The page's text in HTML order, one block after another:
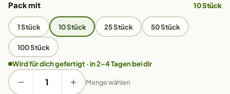
Pack mit 10 Stück
1 Stück 10 Stück 25 Stück 50 Stück
100 Stück
Wird für dich gefertigt · in 2–4 Tagen bei dir
Menge wählen